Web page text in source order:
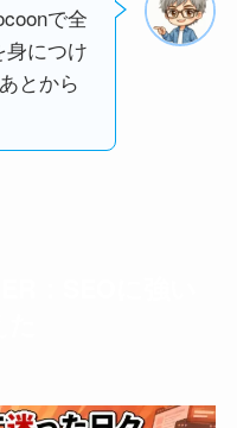
で全
につけ
とから